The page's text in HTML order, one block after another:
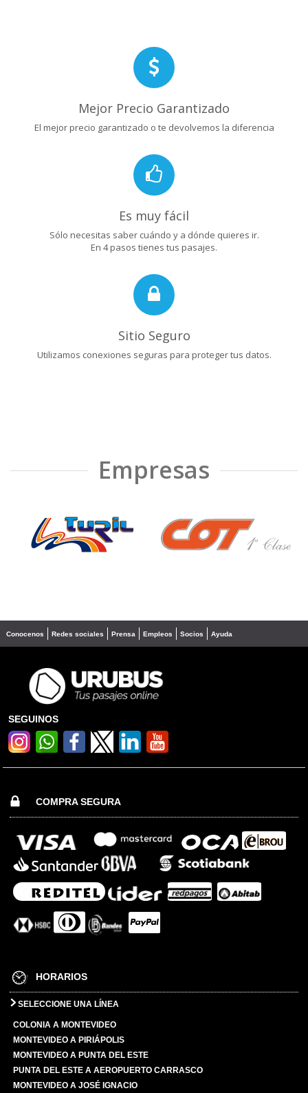
Mejor Precio Garantizado
El mejor precio garantizado o te devolvemos la diferencia
Es muy fácil
Sólo necesitas saber cuándo y a dónde quieres ir.
En 4 pasos tienes tus pasajes.
Sitio Seguro
Utilizamos conexiones seguras para proteger tus datos.
Empresas
❮ ❯
Conocenos Redes sociales Prensa Empleos Socios Ayuda
SEGUINOS
COMPRA SEGURA
HORARIOS
SELECCIONE UNA LÍNEA
COLONIA A MONTEVIDEO
MONTEVIDEO A PIRIÁPOLIS
MONTEVIDEO A PUNTA DEL ESTE
PUNTA DEL ESTE A AEROPUERTO CARRASCO
MONTEVIDEO A JOSÉ IGNACIO